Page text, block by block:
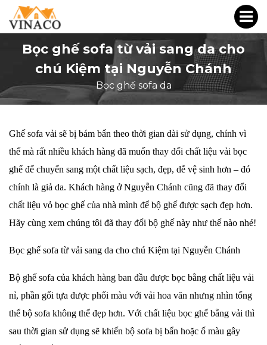
Bọc ghế sofa từ vải sang da cho
chú Kiệm tại Nguyễn Chánh
Bọc ghế sofa da
Ghế sofa vải sẽ bị bám bẩn theo thời gian dài sử dụng, chính vì
thế mà rất nhiều khách hàng đã muốn thay đổi chất liệu vải bọc
ghế để chuyển sang một chất liệu sạch, đẹp, dễ vệ sinh hơn – đó
chính là giả da. Khách hàng ở Nguyễn Chánh cũng đã thay đổi
chất liệu vỏ bọc ghế của nhà mình để bộ ghế được sạch đẹp hơn.
Hãy cùng xem chúng tôi đã thay đổi bộ ghế này như thế nào nhé!
Bọc ghế sofa từ vải sang da cho chú Kiệm tại Nguyễn Chánh
Bộ ghế sofa của khách hàng ban đầu được bọc bằng chất liệu vải
nỉ, phần gối tựa được phối màu với vải hoa văn nhưng nhìn tổng
thể bộ sofa không thể đẹp hơn. Với chất liệu bọc ghế bằng vải thì
sau thời gian sử dụng sẽ khiến bộ sofa bị bẩn hoặc ố màu gây